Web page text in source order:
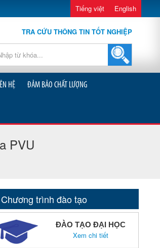
Tiếng việt English
TRA CỨU THÔNG TIN TỐT NGHIỆP
HỆ ĐẢM BẢO CHẤT LƯỢNG
PVU
Chương trình đào tạo
ĐÀO TẠO ĐẠI HỌC
Xem chi tiết